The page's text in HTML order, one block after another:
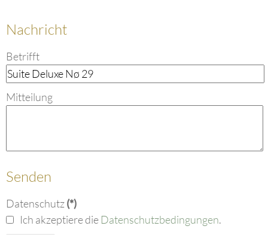
Nachricht
Betrifft
Mitteilung
Senden
Datenschutz(*)
Ich akzeptiere die Datenschutzbedingungen.